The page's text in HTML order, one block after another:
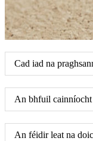
Cad iad na
An bhfuil cainníocht
An féidir leat na